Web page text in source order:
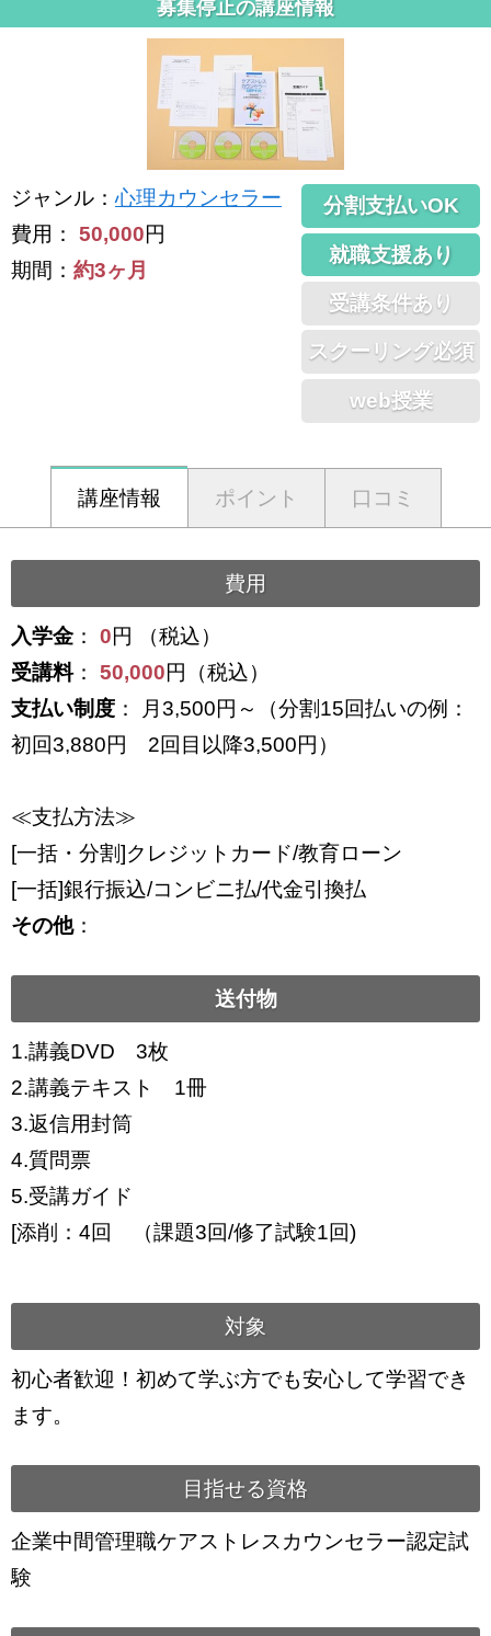
募集停止の講座情報
ジャンル ：心理カウンセラー
費用： 50,000円
期間： 約3ヶ月
分割支払いOK
就職支援あり
受講条件あり
スクーリング必須
web授業
講座情報 ポイント 口コミ
費用
入学金 ： 0円 （税込）
受講料： 50,000円（税込）
支払い制度 ： 月3,500円～（分割15回払いの例：
初回3,880円 2回目以降3,500円）
≪支払方法≫
[一括・分割]クレジットカード/教育ローン
[一括]銀行振込/コンビニ払/代金引換払
その他：
送付物
1.講義DVD 3枚
2.講義テキスト 1冊
3.返信用封筒
4.質問票
5.受講ガイド
[添削：4回 （課題3回/修了試験1回)
対象
初心者歓迎！初めて学ぶ方でも安心して学習でき
ます。
目指せる資格
企業中間管理職ケアストレスカウンセラー認定試
験